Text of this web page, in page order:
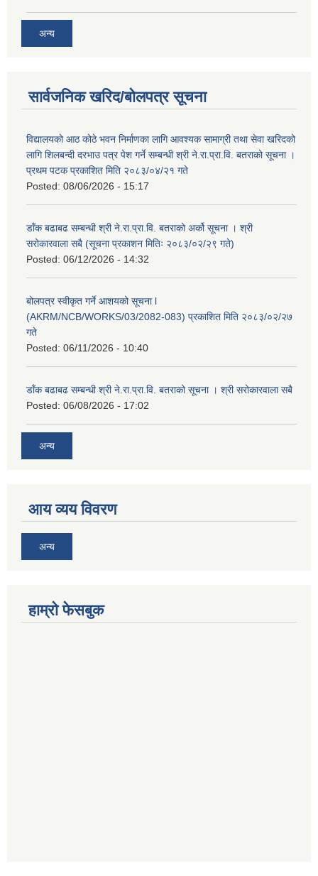
अन्य
सार्वजनिक खरिद/बोलपत्र सूचना
विद्यालयको आठ कोठे भवन निर्माणका लागि आवश्यक सामाग्री तथा सेवा खरिदको
लागि शिलबन्दी दरभाउ पत्र पेश गर्ने सम्बन्धी श्री ने.रा.प्रा.वि. बतराको सूचना ।
प्रथम पटक प्रकाशित मिति २०८३/०४/२१ गते
Posted: 08/06/2026 - 15:17
डाँक बढाबढ सम्बन्धी श्री ने.रा.प्रा.वि. बतराको अर्को सूचना । श्री
सरोकारवाला सबै (सूचना प्रकाशन मितिः २०८३/०२/२९ गते)
Posted: 06/12/2026 - 14:32
बोलपत्र स्वीकृत गर्ने आशयको सूचना l
(AKRM/NCB/WORKS/03/2082-083) प्रकाशित मिति २०८३/०२/२७
गते
Posted: 06/11/2026 - 10:40
डाँक बढाबढ सम्बन्धी श्री ने.रा.प्रा.वि. बतराको सूचना । श्री सरोकारवाला सबै
Posted: 06/08/2026 - 17:02
अन्य
आय व्यय विवरण
अन्य
हाम्रो फेसबुक